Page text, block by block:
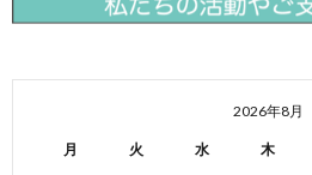
2026年8月
月 火 水 木